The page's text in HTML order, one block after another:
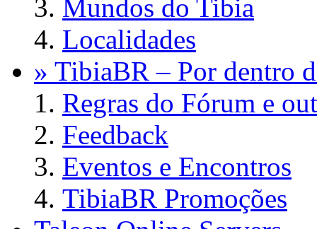
Mundos do Tibia
Localidades
» TibiaBR – Por dentro
Regras do Fórum e
Feedback
Eventos e Encontros
TibiaBR Promoções